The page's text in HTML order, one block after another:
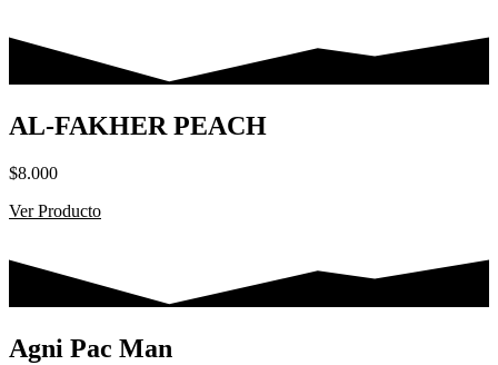
AL-FAKHER PEACH
$8.000
Ver Producto
Agni Pac Man